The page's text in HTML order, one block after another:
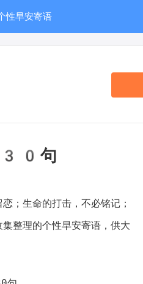
性早安寄语
30句
；生命的打击，不必铭记；
整理的个性早安寄语，供大